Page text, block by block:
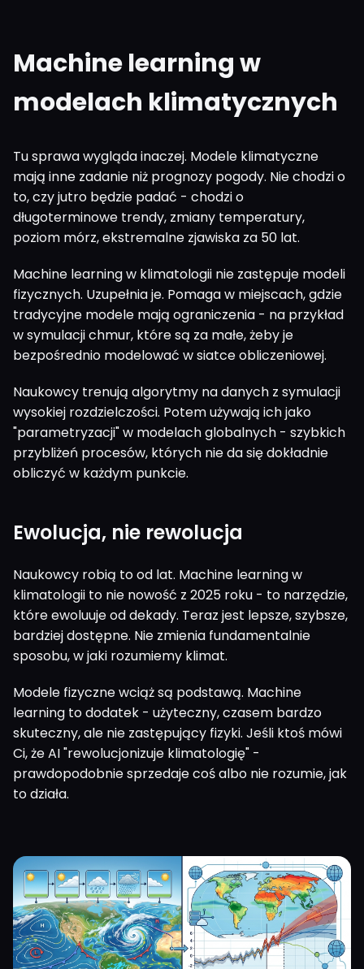
Machine learning w
modelach klimatycznych
Tu sprawa wygląda inaczej. Modele klimatyczne
mają inne zadanie niż prognozy pogody. Nie chodzi o
to, czy jutro będzie padać - chodzi o
długoterminowe trendy, zmiany temperatury,
poziom mórz, ekstremalne zjawiska za 50 lat.
Machine learning w klimatologii nie zastępuje modeli
fizycznych. Uzupełnia je. Pomaga w miejscach, gdzie
tradycyjne modele mają ograniczenia - na przykład
w symulacji chmur, które są za małe, żeby je
bezpośrednio modelować w siatce obliczeniowej.
Naukowcy trenują algorytmy na danych z symulacji
wysokiej rozdzielczości. Potem używają ich jako
"parametryzacji" w modelach globalnych - szybkich
przybliżeń procesów, których nie da się dokładnie
obliczyć w każdym punkcie.
Ewolucja, nie rewolucja
Naukowcy robią to od lat. Machine learning w
klimatologii to nie nowość z 2025 roku - to narzędzie,
które ewoluuje od dekady. Teraz jest lepsze, szybsze,
bardziej dostępne. Nie zmienia fundamentalnie
sposobu, w jaki rozumiemy klimat.
Modele fizyczne wciąż są podstawą. Machine
learning to dodatek - użyteczny, czasem bardzo
skuteczny, ale nie zastępujący fizyki. Jeśli ktoś mówi
Ci, że AI "rewolucjonizuje klimatologię" -
prawdopodobnie sprzedaje coś albo nie rozumie, jak
to działa.